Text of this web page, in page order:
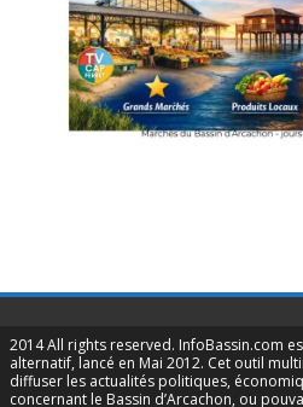
2014 All rights reserved. InfoBassin.com
alternatif, lancé en Mai 2012. Cet outil
diffuser les actualités politiques,
concernant le Bassin d’Arcachon, ou